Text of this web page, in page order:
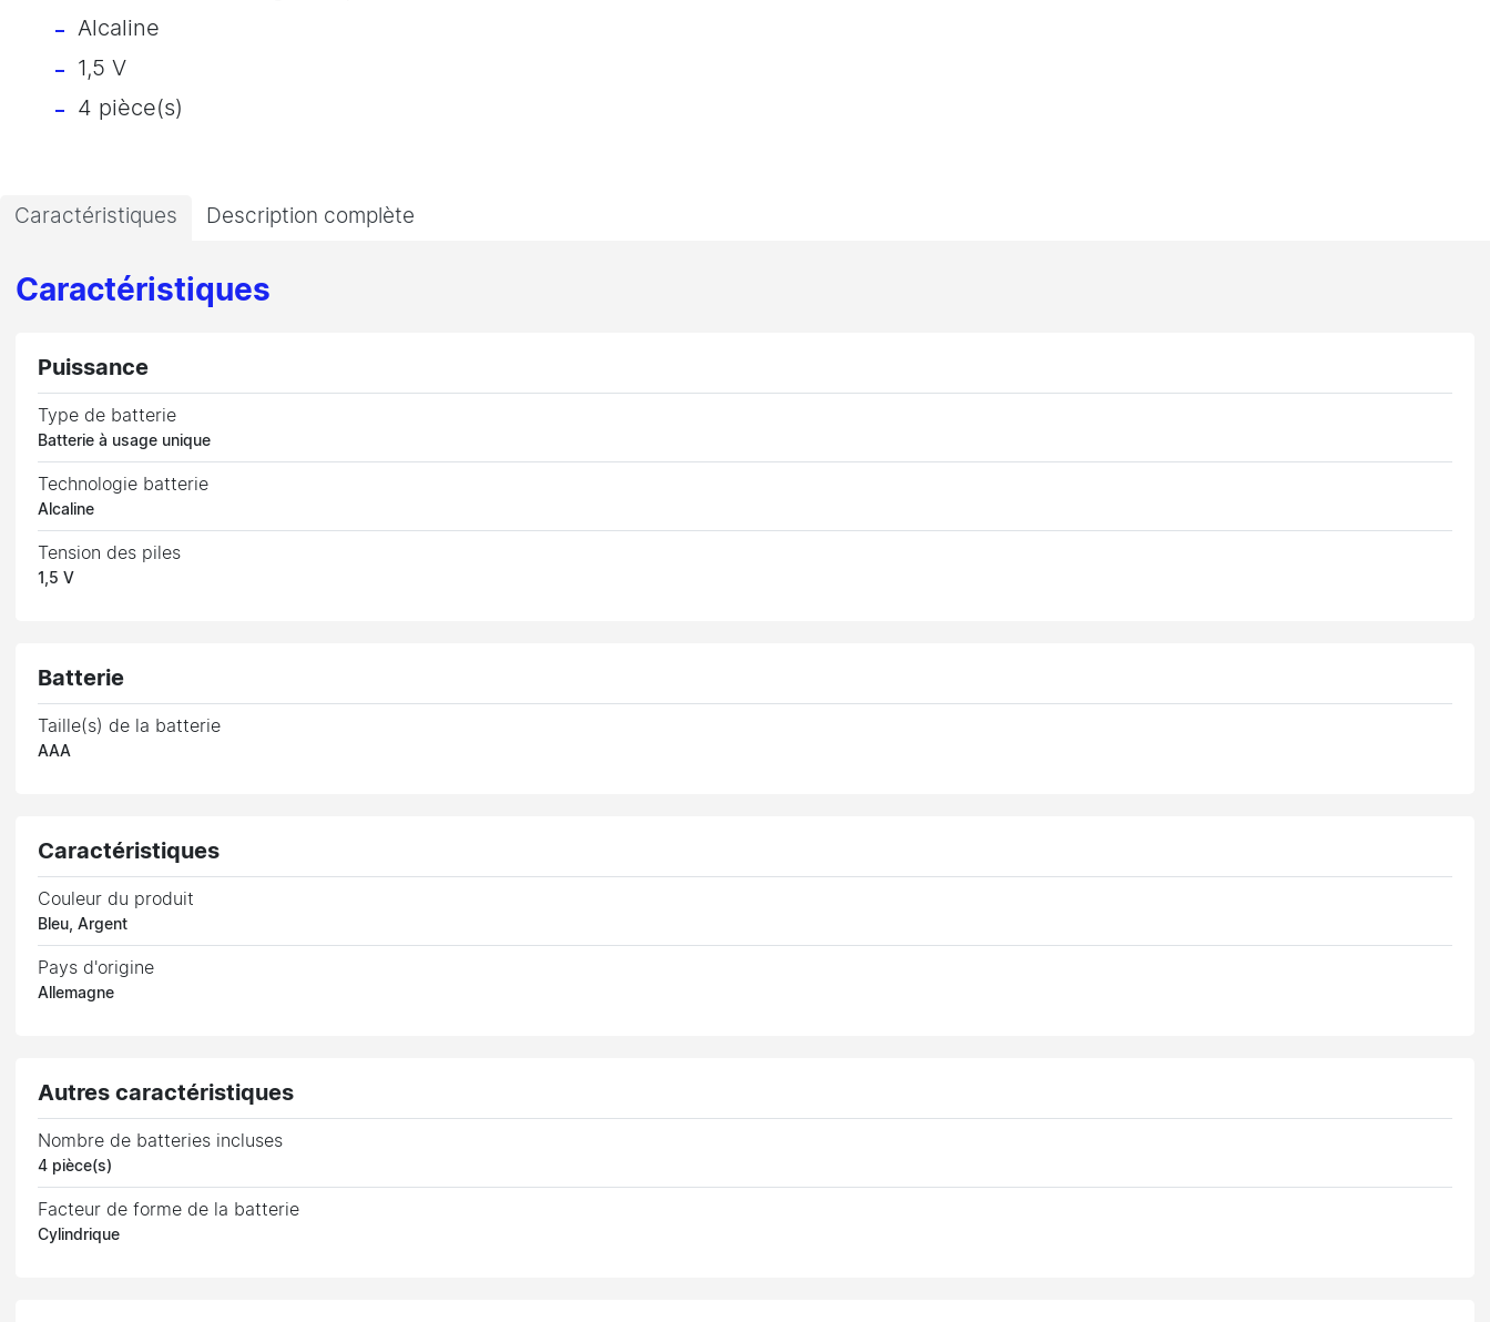
Alcaline
1,5 V
4 pièce(s)
Caractéristiques Description complète
Caractéristiques
Puissance
Type de batterie
Batterie à usage unique
Technologie batterie
Alcaline
Tension des piles
1,5 V
Batterie
Taille(s) de la batterie
AAA
Caractéristiques
Couleur du produit
Bleu, Argent
Pays d'origine
Allemagne
Autres caractéristiques
Nombre de batteries incluses
4 pièce(s)
Facteur de forme de la batterie
Cylindrique